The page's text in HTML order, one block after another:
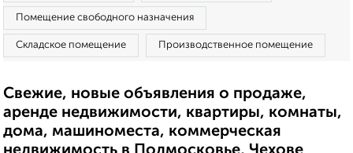
Помещение свободного назначения
Складское помещение Производственное помещение
Свежие, новые объявления о продаже,
аренде недвижимости, квартиры, комнаты,
дома, машиноместа, коммерческая